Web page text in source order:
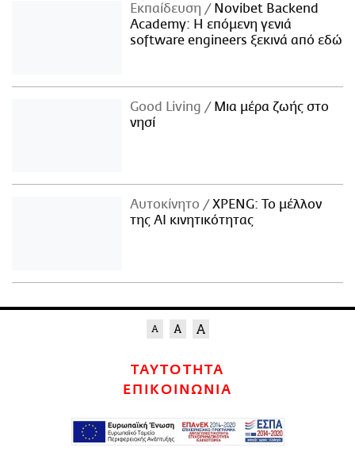
Εκπαίδευση
Novibet Backend
Academy: Η επόμενη γενιά
software engineers ξεκινά από εδώ
Good Living
Μια μέρα ζωής στο
νησί
Αυτοκίνητο
XPENG: Το μέλλον
της AI κινητικότητας
ΤΑΥΤΟΤΗΤΑ
ΕΠΙΚΟΙΝΩΝΙΑ